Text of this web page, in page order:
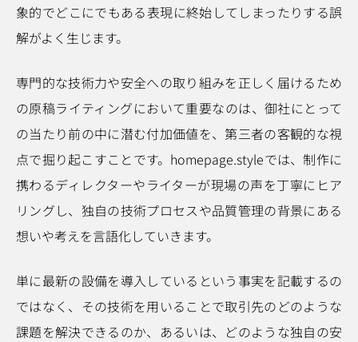
象的でどこにでもある表現に終始してしまったりする誤
解がよく生じます。
専門的な技術力や安全への取り組みを正しく届けるため
の原稿ライティングにおいて重要なのは、御社にとって
の当たり前の中に潜む付加価値を、第三者の客観的な視
点で掘り起こすことです。homepage.styleでは、制作に
携わるディレクターやライターが現場の声を丁寧にヒア
リングし、独自の技術プロセスや品質管理の背景にある
想いや考えを言語化していきます。
単に最新の設備を導入しているという事実を記載するの
ではなく、その技術を用いることで取引先のどのような
課題を解決できるのか、あるいは、どのような独自の安